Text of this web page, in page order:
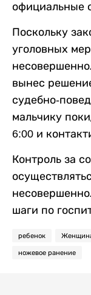
официальные
Поскольку
уголовных
вынес
судебно-
мальчику
6:00 и
Контроль за
шаги по
ребенок
ножевое ранение